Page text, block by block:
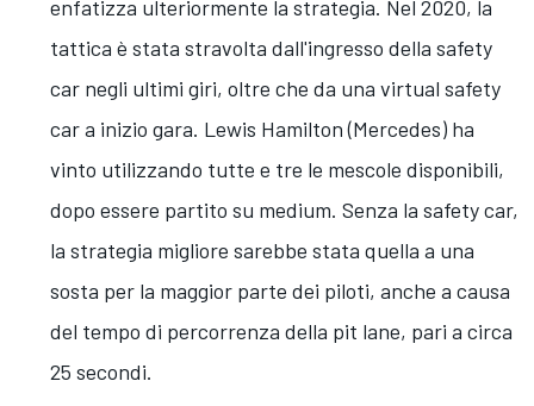
enfatizza ulteriormente la strategia. Nel 2020, la
tattica è stata stravolta dall'ingresso della safety
car negli ultimi giri, oltre che da una virtual safety
car a inizio gara. Lewis Hamilton (Mercedes) ha
vinto utilizzando tutte e tre le mescole disponibili,
dopo essere partito su medium. Senza la safety car,
la strategia migliore sarebbe stata quella a una
sosta per la maggior parte dei piloti, anche a causa
del tempo di percorrenza della pit lane, pari a circa
25 secondi.